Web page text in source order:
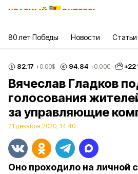
80 лет Победы Новости Статьи
82.17 +0.00$ 94.84 +0.00€ +22
Вячеслав Гладков
голосования
за управляющие
21 декабря 2020, 14:40
Оно проходило на личной